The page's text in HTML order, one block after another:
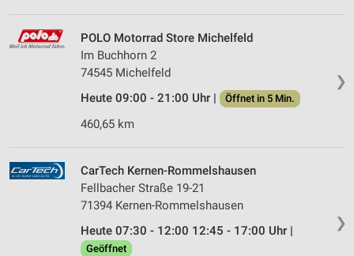
❯
POLO Motorrad Store Michelfeld
Im Buchhorn 2
74545 Michelfeld
Heute 09:00 - 21:00 Uhr |
Öffnet in 5 Min.
460,65 km
❯
CarTech Kernen-Rommelshausen
Fellbacher Straße 19-21
71394 Kernen-Rommelshausen
Heute 07:30 - 12:00 12:45 - 17:00 Uhr |
Geöffnet